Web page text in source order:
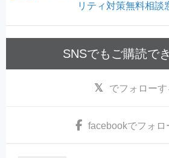
リティ対策無料相談
SNSでもご購読で
でフォローす
facebookでフォロ